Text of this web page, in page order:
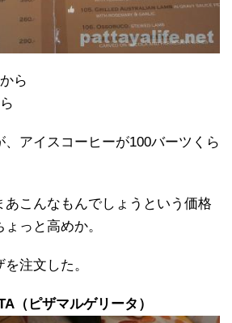
ら
アイスコーヒーが100バーツくら
あこんなもんでしょうという価格
っと高めか。
注文した。
（ピザマルゲリータ）